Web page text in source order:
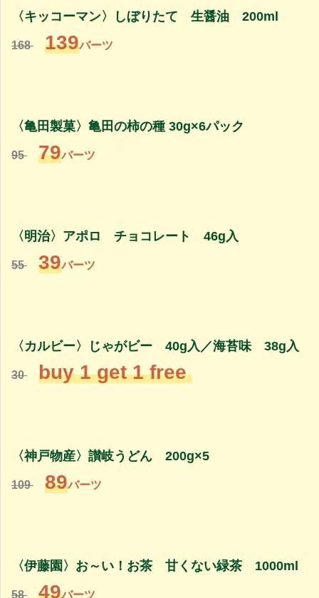
〈キッコーマン〉しぼりたて 生醤油 200ml
168 139バーツ
〈亀田製菓〉亀田の柿の種 30g×6パック
95 79バーツ
〈明治〉アポロ チョコレート 46g入
55 39バーツ
〈カルビー〉じゃがビー 40g入／海苔味 38g入
30 buy 1 get 1 free
〈神戸物産〉讃岐うどん 200g×5
109 89バーツ
〈伊藤園〉お～い！お茶 甘くない緑茶 1000ml
58 49バーツ